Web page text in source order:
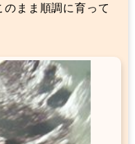
まま順調に育って